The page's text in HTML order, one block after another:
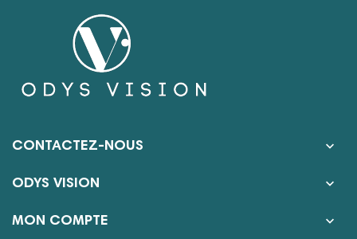
CONTACTEZ-NOUS 
ODYS VISION 
MON COMPTE 